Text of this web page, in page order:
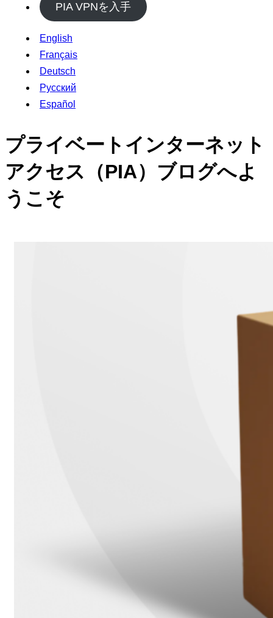
PIA VPNを入手
English
Français
Deutsch
Русский
Español
プライベートインターネット
アクセス（PIA）ブログへよ
うこそ